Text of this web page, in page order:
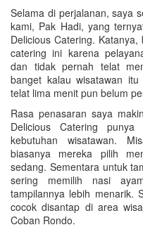
Selama di perjalanan, saya
kami, Pak Hadi, yang
Delicious Catering.
catering ini karena
dan tidak pernah telat
banget kalau wisatawan
telat lima menit pun belum
Rasa penasaran saya
Delicious Catering
kebutuhan wisatawan.
biasanya mereka pilih
sedang. Sementara untuk
sering memilih nasi
tampilannya lebih menarik.
cocok disantap di area
Coban Rondo.